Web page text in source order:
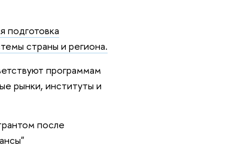
подготовка
страны и региона.
программам
рынки, институты и
после